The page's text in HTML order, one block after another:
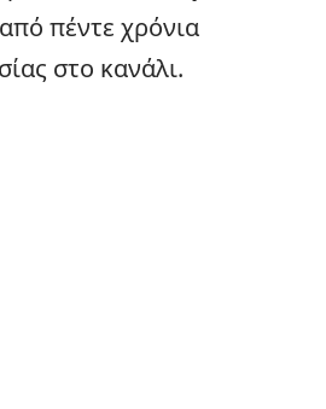
πέντε χρόνια
στο κανάλι.